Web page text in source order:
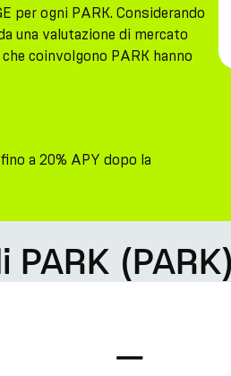
per ogni PARK. Considerando
una valutazione di mercato
coinvolgono PARK hanno
a 20% APY dopo la
(PARK)
—